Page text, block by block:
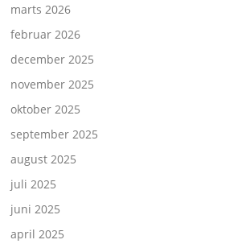
marts 2026
februar 2026
december 2025
november 2025
oktober 2025
september 2025
august 2025
juli 2025
juni 2025
april 2025